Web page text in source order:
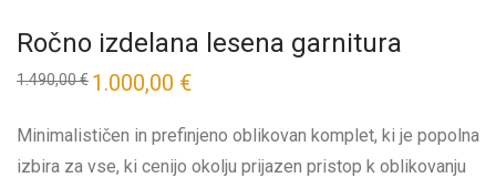
Ročno izdelana lesena garnitura
1.490,00€ 1.000,00 €
Minimalističen in prefinjeno oblikovan komplet, ki je popolna
izbira za vse, ki cenijo okolju prijazen pristop k oblikovanju